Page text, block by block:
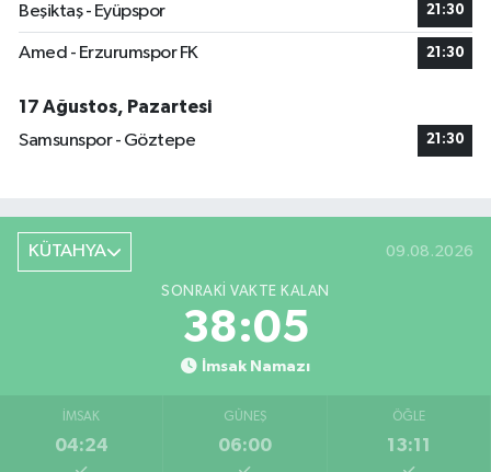
Beşiktaş - Eyüpspor 21:30
Amed - Erzurumspor FK 21:30
17 Ağustos, Pazartesi
Samsunspor - Göztepe
21:30
KÜTAHYA 09.08.2026
SONRAKI VAKTE KALAN
38:05
İmsak Namazı
İMSAK
04:24
GÜNEŞ
06:00
ÖĞLE
13:11